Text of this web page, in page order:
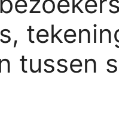
tussen